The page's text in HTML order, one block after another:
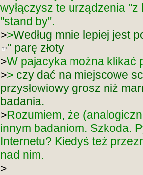
wyłączysz te urządzenia
"stand by".
>>Według mnie lepiej jest
" parę złoty
>W pajacyka można klikać
>> czy dać na miejscowe
przysłowiowy grosz niż
badania.
>Rozumiem, że
innym badaniom. Szkoda.
Internetu? Kiedyś też
nad nim.
>